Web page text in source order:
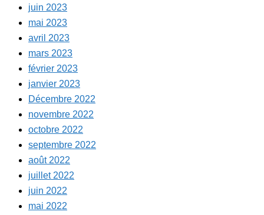
juin 2023
mai 2023
avril 2023
mars 2023
février 2023
janvier 2023
Décembre 2022
novembre 2022
octobre 2022
septembre 2022
août 2022
juillet 2022
juin 2022
mai 2022